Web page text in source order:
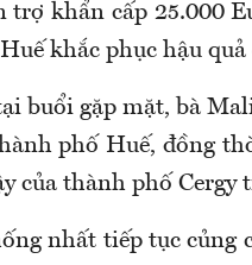
trợ khẩn cấp 25.000
khắc phục hậu
buổi gặp mặt, bà
phố Huế, đồng
của thành phố
nhất tiếp tục củng